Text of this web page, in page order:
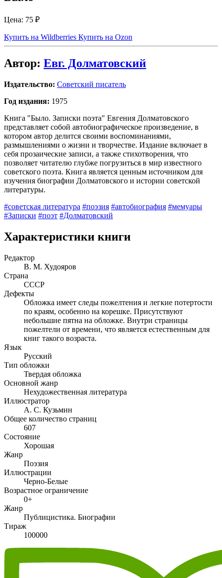
Цена: 75 ₽
Купить на Wildberries Купить на Ozon
Автор: Евг. Долматовский
Издательство: Советский писатель
Год издания: 1975
Книга "Было. Записки поэта" Евгения Долматовского
представляет собой автобиографическое произведение, в
котором автор делится своими воспоминаниями,
размышлениями о жизни и творчестве. Издание включает в
себя прозаические записи, а также стихотворения, что
позволяет читателю глубже погрузиться в мир известного
советского поэта. Книга является ценным источником для
изучения биографии Долматовского и истории советской
литературы.
#советская литература #поэзия #автобиография #мемуары
#Записки #поэт #Долматовский
Характеристики книги
Редактор
В. М. Худояров
Страна
СССР
Дефекты
Обложка имеет следы пожелтения и легкие потертости
по краям, особенно на корешке. Присутствуют
небольшие пятна на обложке. Внутри страницы
пожелтели от времени, что является естественным для
книг такого возраста.
Язык
Русский
Тип обложки
Твердая обложка
Основной жанр
Нехудожественная литература
Иллюстратор
А. С. Кузьмин
Общее количество страниц
607
Состояние
Хорошая
Жанр
Поэзия
Иллюстрации
Черно-Белые
Возрастное ограничение
0+
Жанр
Публицистика. Биографии
Тираж
100000